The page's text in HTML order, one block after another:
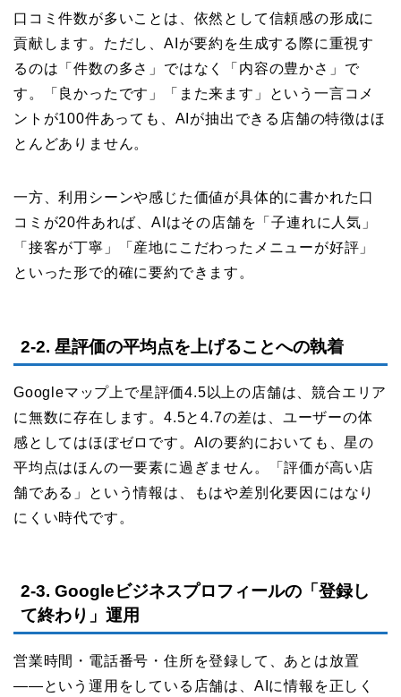
口コミ件数が多いことは、依然として信頼感の形成に
貢献します。ただし、AIが要約を生成する際に重視す
るのは「件数の多さ」ではなく「内容の豊かさ」で
す。「良かったです」「また来ます」という一言コメ
ントが100件あっても、AIが抽出できる店舗の特徴はほ
とんどありません。
一方、利用シーンや感じた価値が具体的に書かれた口
コミが20件あれば、AIはその店舗を「子連れに人気」
「接客が丁寧」「産地にこだわったメニューが好評」
といった形で的確に要約できます。
2-2. 星評価の平均点を上げることへの執着
Googleマップ上で星評価4.5以上の店舗は、競合エリア
に無数に存在します。4.5と4.7の差は、ユーザーの体
感としてはほぼゼロです。AIの要約においても、星の
平均点はほんの一要素に過ぎません。「評価が高い店
舗である」という情報は、もはや差別化要因にはなり
にくい時代です。
2-3. Googleビジネスプロフィールの「登録し
て終わり」運用
営業時間・電話番号・住所を登録して、あとは放置
——という運用をしている店舗は、AIに情報を正しく